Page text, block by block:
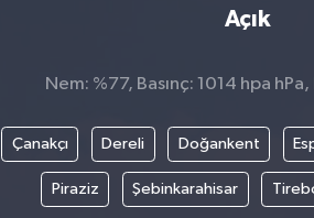
Açık
Nem: %77, Basınç: 1014 hpa
Çanakçı Dereli Doğankent
Piraziz Şebinkarahisar